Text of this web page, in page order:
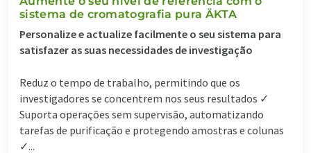
sistema de cromatografia pura ÄKTA
Personalize e actualize facilmente o seu sistema para
satisfazer as suas necessidades de investigação
Reduz o tempo de trabalho, permitindo que os
investigadores se concentrem nos seus resultados ✓
Suporta operações sem supervisão, automatizando
tarefas de purificação e protegendo amostras e colunas
✓...